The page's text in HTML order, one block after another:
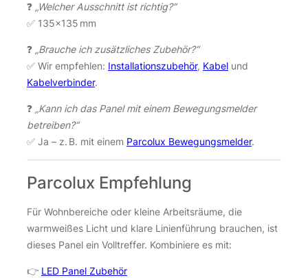
❓ „Welcher Ausschnitt ist richtig?“
✅ 135×135 mm
❓ „Brauche ich zusätzliches Zubehör?“
✅ Wir empfehlen: Installationszubehör, Kabel und
Kabelverbinder.
❓ „Kann ich das Panel mit einem Bewegungsmelder
betreiben?“
✅ Ja – z. B. mit einem Parcolux Bewegungsmelder.
Parcolux Empfehlung
Für Wohnbereiche oder kleine Arbeitsräume, die
warmweißes Licht und klare Linienführung brauchen, ist
dieses Panel ein Volltreffer. Kombiniere es mit:
👉 LED Panel Zubehör